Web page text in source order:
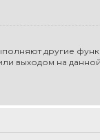
другие
выходом на